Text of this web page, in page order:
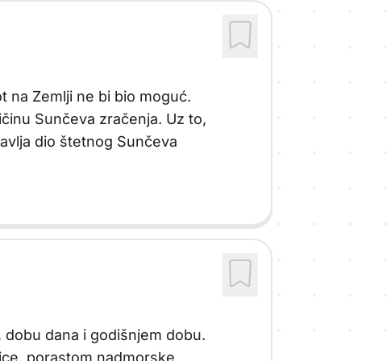
na Zemlji ne bi bio moguć.
Sunčeva zračenja. Uz to,
dio štetnog Sunčeva
dana i godišnjem dobu.
porastom nadmorske